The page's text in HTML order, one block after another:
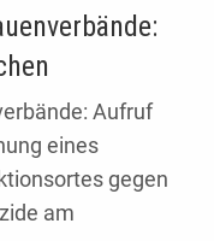
Aufruf
eines
gegen
am